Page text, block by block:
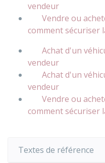
vendeur
Vendre ou
comment sécuriser
Achat d'un
vendeur
Achat d'un
vendeur
Vendre ou
comment sécuriser
Textes de référence